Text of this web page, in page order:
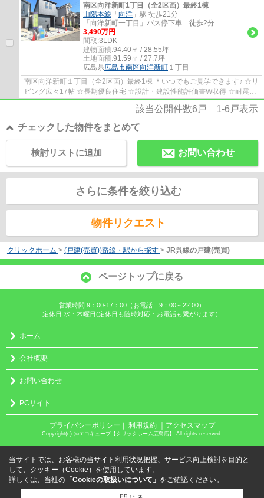
南区向洋新町1丁目（全2区画）最終1棟
山陽本線 「 向洋 」駅 徒歩21分
「向洋新町一丁目」バス停下車 徒歩2分
3,490万円
間取:3LDK
建物面積:94.40㎡ / 28.55坪
土地面積:91.59㎡ / 27.7坪
広島県広島市南区向洋新町 １丁目
南区向洋新町１丁目（全2区画）最終1棟 ＊いつでもご見学できます♪ ☆リ
ビング広々17帖 ☆長期優良住宅 ☆設計・建設性能評価書W収得 ☆耐震等
級３ ウオークインクローゼット ☆ファミリー...
該当公開件数6 戸 1-6 戸表示
チェックした物件をまとめて
お問い合わせ
検討リストに追加
さらに条件を絞り込む
物件リクエスト
クリックホーム > (戸建(売買))路線・駅から探す > JR呉線の戸建(売買)
ページトップに戻る
営業時間:9：00-17：00（お電話 9：00～22:00）
定休日:水・木曜日(定休日も随時対応・お電話も繋がります）
ホーム
会社概要
お問い合わせ
PCサイト
プライバシーポリシー ｜ 利用規約 ｜アクセスマップ
Copyright(c) ㈱エコキューブ【クリックホーム広島店】 All rights reserved.
当サイトでは、お客様の当サイト利用状況把握、サービス向上検討を目的と
して、クッキー（Cookie）を使用しています。
詳しくは、当社の 「Cookieの取扱いについて」 をご確認ください。